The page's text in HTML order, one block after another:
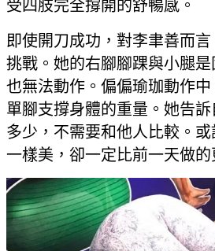
受四肢完全撐開的舒暢感。
即使開刀成功，對李聿善而
挑戰。她的右腳腳踝與小腿
也無法動作。偏偏瑜珈動作
單腳支撐身體的重量。她告
多少，不需要和他人比較。
一樣美，卻一定比前一天做的